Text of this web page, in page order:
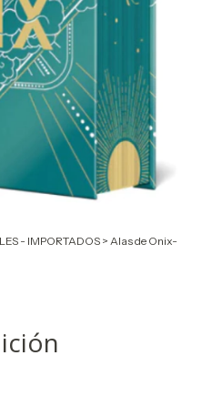
- IMPORTADOS > Alas de Onix-